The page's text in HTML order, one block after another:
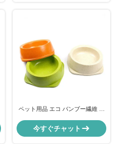
ペット用品 エコ バンブー繊維 丸
今すぐチャット